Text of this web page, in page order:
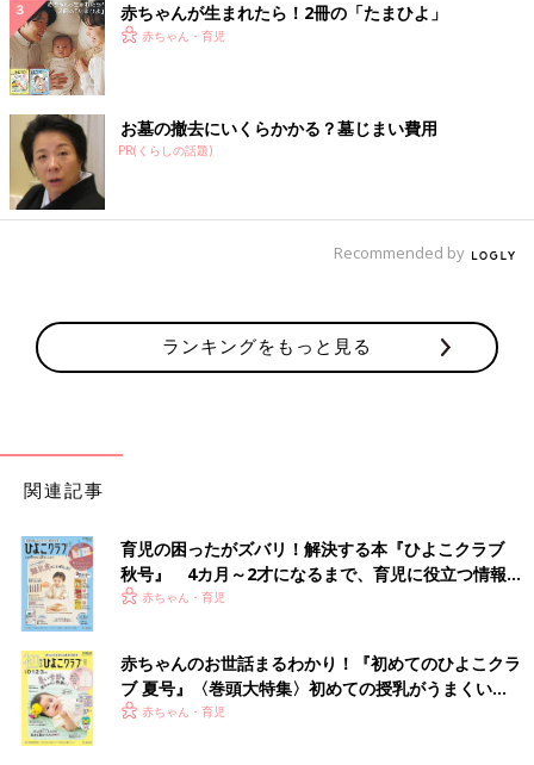
ありません。2歳は発達が目まぐるしい時期なので、見守ってい
ると解決することも多いです。
トイレでおしっこが出ないことが続き、子どもがプレッシャーに
感じている様子があるのなら、保育園 に相談して数カ月ほど待っ
てもいいかもしれません。
Q2 体が大きく、運動発達も早めだとトイトレも早めに
ていないようですが、早くトイトレを始めたほうがいいですか？
大きくなる傾向があります。そのため、おしっこをためる準備は
ただし、必ずしも体が大きい＝おしっこをためる機能の発達が早
いというわけではありません。
また、おしっこを出す機能は自律神経がつかさどっているもの
で、体の筋肉を動かす神経機能とはまったくの別もの。運動発達
が早いからトイレでできるようになるのも早いとは言えないでし
ょう。
まずはトイレに興味を持つ働きかけから始め、子どもがトイレに
赤ちゃんが生まれたら！2冊の「たまひよ」
赤ちゃん・育児
お墓の撤去にいくらかかる？墓じまい費用
PR(くらしの話題)
Recommended by
ランキングをもっと見る
関連記事
育児の困ったがズバリ！解決する本『ひよこクラブ
秋号』 4カ月～2才になるまで、育児に役立つ情報が
いっぱい！
赤ちゃん・育児
赤ちゃんのお世話まるわかり！『初めてのひよこクラ
ブ 夏号』〈巻頭大特集〉初めての授乳がうまくい
く！ おっぱい・ミルクの基本と夏のトラブル 解決テ
赤ちゃん・育児